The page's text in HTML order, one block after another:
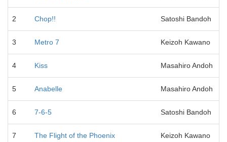
2 Chop!! Satoshi Bandoh
3 Metro 7 Keizoh Kawano
4 Kiss Masahiro Andoh
5 Anabelle Masahiro Andoh
6 7-6-5 Satoshi Bandoh
7 The Flight of the Phoenix Keizoh Kawano